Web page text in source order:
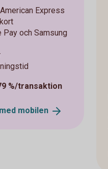
Express
Pay och Samsung
%/transaktion
mobilen